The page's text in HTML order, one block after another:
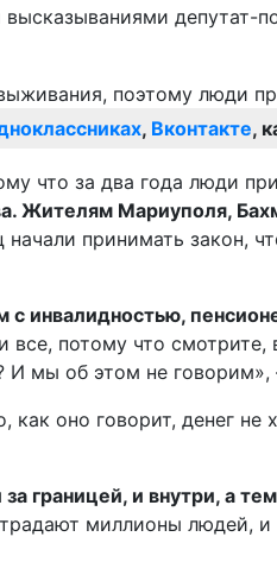
депутат-
, Вконтакте,
что за два года люди
Жителям Мариуполя,
принимать закон,
инвалидностью,
потому что смотрите,
мы об этом не говорим»,
оно говорит, денег не
и внутри, а
миллионы людей,